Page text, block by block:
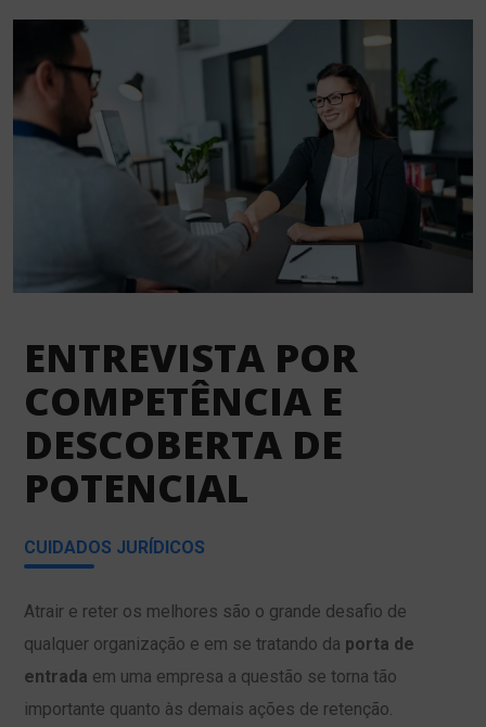
ENTREVISTA POR
COMPETÊNCIA E
DESCOBERTA DE
POTENCIAL
CUIDADOS JURÍDICOS
Atrair e reter os melhores são o grande desafio de
qualquer organização e em se tratando da porta de
entrada em uma empresa a questão se torna tão
importante quanto às demais ações de retenção.